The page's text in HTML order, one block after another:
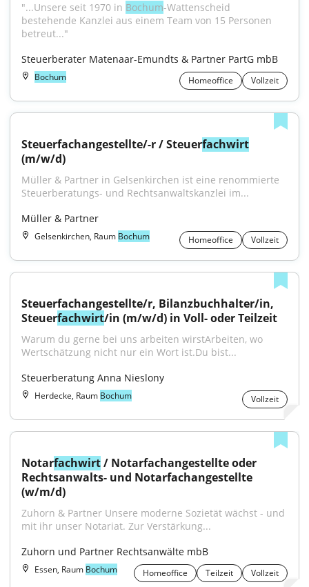
"...Unsere seit 1970 in Bochum-Wattenscheid
bestehende Kanzlei aus einem Team von 15 Personen
betreut..."
Steuerberater Matenaar-Emundts & Partner PartG mbB
Bochum Homeoffice Vollzeit
Steuerfachangestellte/-r / Steuerfachwirt
(m/w/d)
Müller & Partner in Gelsenkirchen ist eine renommierte
Steuerberatungs- und Rechtsanwaltskanzlei im...
Müller & Partner
Gelsenkirchen, Raum Bochum Homeoffice Vollzeit
Steuerfachangestellte/r, Bilanzbuchhalter/in,
Steuerfachwirt/in (m/w/d) in Voll- oder Teilzeit
Warum du gerne bei uns arbeiten wirstArbeiten, wo
Wertschätzung nicht nur ein Wort ist.Du bist...
Steuerberatung Anna Nieslony
Herdecke, Raum Bochum Vollzeit
Notarfachwirt / Notarfachangestellte oder
Rechtsanwalts- und Notarfachangestellte
(w/m/d)
Zuhorn & Partner Unsere moderne Sozietät wächst - und
mit ihr unser Notariat. Zur Verstärkung...
Zuhorn und Partner Rechtsanwälte mbB
Essen, Raum Bochum Homeoffice Teilzeit Vollzeit